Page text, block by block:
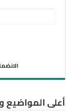
الانضمام إلى 27.6 من
أعلى المواضيع